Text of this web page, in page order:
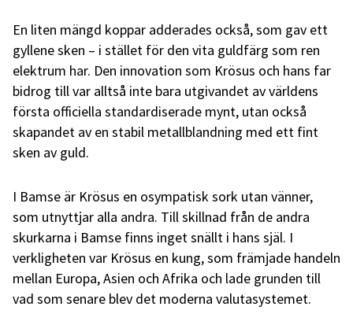
En liten mängd koppar adderades också, som gav ett
gyllene sken – i stället för den vita guldfärg som ren
elektrum har. Den innovation som Krösus och hans far
bidrog till var alltså inte bara utgivandet av världens
första officiella standardiserade mynt, utan också
skapandet av en stabil metallblandning med ett fint
sken av guld.
I Bamse är Krösus en osympatisk sork utan vänner,
som utnyttjar alla andra. Till skillnad från de andra
skurkarna i Bamse finns inget snällt i hans själ. I
verkligheten var Krösus en kung, som främjade handeln
mellan Europa, Asien och Afrika och lade grunden till
vad som senare blev det moderna valutasystemet.